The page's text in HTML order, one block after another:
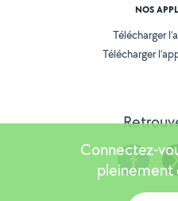
NOS
Télécharger
Télécharger
Connectez-
pleinement